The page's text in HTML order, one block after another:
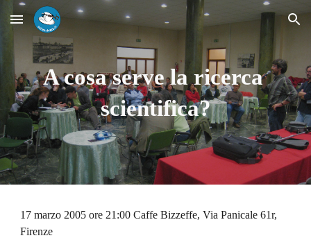
Skip to main content Skip to navigation
A cosa serve la ricerca
scientifica?
17 marzo 2005 ore 21:00 Caffe Bizzeffe, Via Panicale 61r,
Firenze